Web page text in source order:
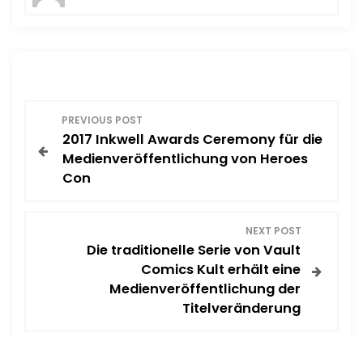
o
PREVIOUS POST
2017 Inkwell Awards Ceremony für die
Medienveröffentlichung von Heroes
Con
NEXT POST
Die traditionelle Serie von Vault
Comics Kult erhält eine
Medienveröffentlichung der
Titelveränderung